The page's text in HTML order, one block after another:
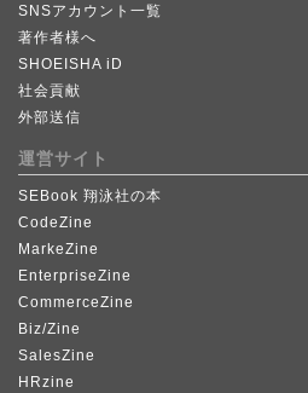
SNSアカウント一覧
著作者様へ
SHOEISHA iD
社会貢献
外部送信
運営サイト
SEBook 翔泳社の本
CodeZine
MarkeZine
EnterpriseZine
CommerceZine
Biz/Zine
SalesZine
HRzine